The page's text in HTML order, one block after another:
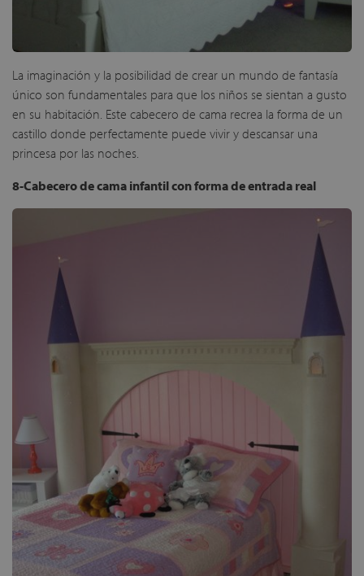
La imaginación y la posibilidad de crear un mundo de fantasía
único son fundamentales para que los niños se sientan a gusto
en su habitación. Este cabecero de cama recrea la forma de un
castillo donde perfectamente puede vivir y descansar una
princesa por las noches.
8-Cabecero de cama infantil con forma de entrada real